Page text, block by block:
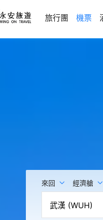
旅行團 機票
來回 經濟艙